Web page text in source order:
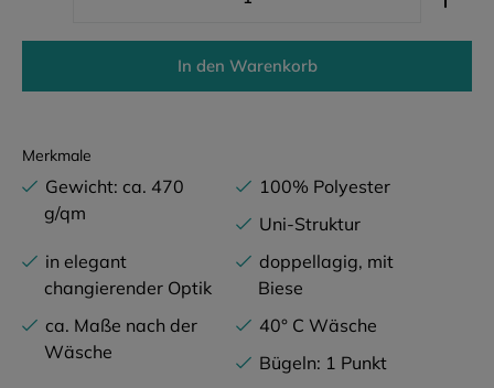
In den Warenkorb
Merkmale
Gewicht: ca. 470
g/qm
100% Polyester
Uni-Struktur
in elegant
changierender Optik
doppellagig, mit
Biese
ca. Maße nach der
Wäsche
40° C Wäsche
Bügeln: 1 Punkt